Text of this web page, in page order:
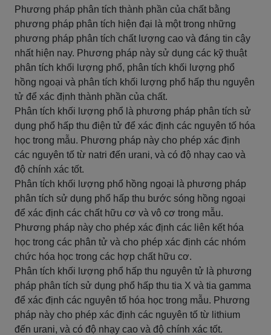
Phương pháp phân tích thành phần của chất bằng
phương pháp phân tích hiện đại là một trong những
phương pháp phân tích chất lượng cao và đáng tin cậy
nhất hiện nay. Phương pháp này sử dụng các kỹ thuật
phân tích khối lượng phổ, phân tích khối lượng phổ
hồng ngoại và phân tích khối lượng phổ hấp thu nguyên
tử để xác định thành phần của chất.
Phân tích khối lượng phổ là phương pháp phân tích sử
dụng phổ hấp thu điện tử để xác định các nguyên tố hóa
học trong mẫu. Phương pháp này cho phép xác định
các nguyên tố từ natri đến urani, và có độ nhạy cao và
độ chính xác tốt.
Phân tích khối lượng phổ hồng ngoại là phương pháp
phân tích sử dụng phổ hấp thu bước sóng hồng ngoại
để xác định các chất hữu cơ và vô cơ trong mẫu.
Phương pháp này cho phép xác định các liên kết hóa
học trong các phân tử và cho phép xác định các nhóm
chức hóa học trong các hợp chất hữu cơ.
Phân tích khối lượng phổ hấp thu nguyên tử là phương
pháp phân tích sử dụng phổ hấp thu tia X và tia gamma
để xác định các nguyên tố hóa học trong mẫu. Phương
pháp này cho phép xác định các nguyên tố từ lithium
đến urani, và có độ nhạy cao và độ chính xác tốt.